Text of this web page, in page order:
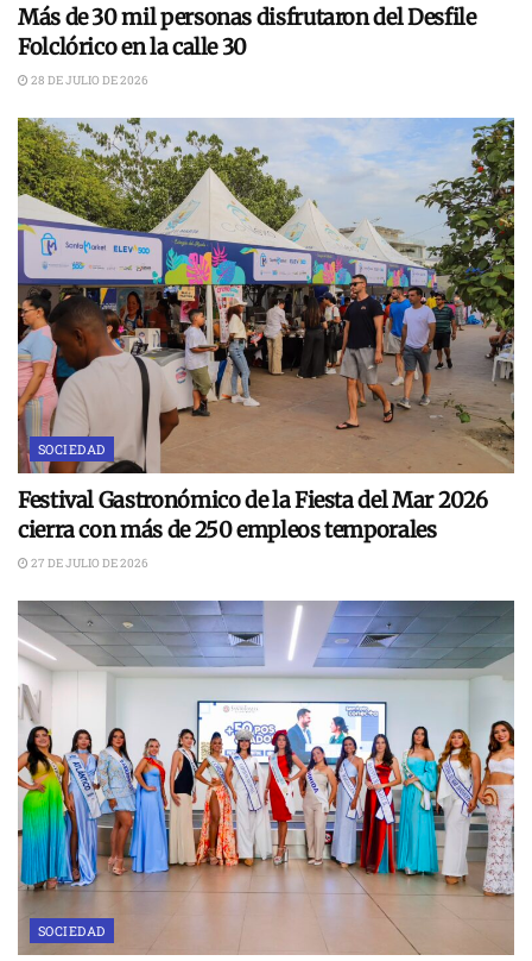
Más de 30 mil personas disfrutaron del Desfile
Folclórico en la calle 30
28 DE JULIO DE 2026
SOCIEDAD
Festival Gastronómico de la Fiesta del Mar 2026
cierra con más de 250 empleos temporales
27 DE JULIO DE 2026
SOCIEDAD